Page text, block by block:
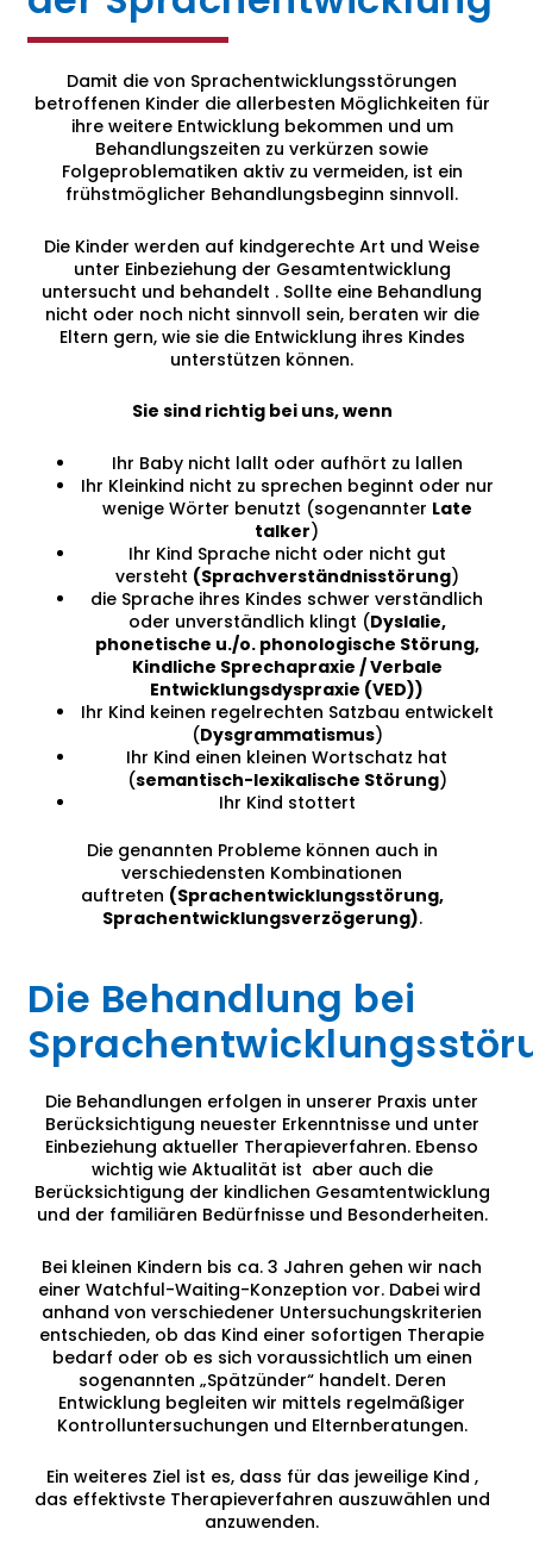
Damit die von Sprachentwicklungsstörungen
betroffenen Kinder die allerbesten Möglichkeiten für
ihre weitere Entwicklung bekommen und um
Behandlungszeiten zu verkürzen sowie
Folgeproblematiken aktiv zu vermeiden, ist ein
frühstmöglicher Behandlungsbeginn sinnvoll.
Die Kinder werden auf kindgerechte Art und Weise
unter Einbeziehung der Gesamtentwicklung
untersucht und behandelt . Sollte eine Behandlung
nicht oder noch nicht sinnvoll sein, beraten wir die
Eltern gern, wie sie die Entwicklung ihres Kindes
unterstützen können.
Sie sind richtig bei uns, wenn
Ihr Baby nicht lallt oder aufhört zu lallen
Ihr Kleinkind nicht zu sprechen beginnt oder nur
wenige Wörter benutzt (sogenannter Late
talker)
Ihr Kind Sprache nicht oder nicht gut
versteht (Sprachverständnisstörung)
die Sprache ihres Kindes schwer verständlich
oder unverständlich klingt (Dyslalie,
phonetische u./o. phonologische Störung,
Kindliche Sprechapraxie / Verbale
Entwicklungsdyspraxie (VED))
Ihr Kind keinen regelrechten Satzbau entwickelt
(Dysgrammatismus)
Ihr Kind einen kleinen Wortschatz hat
(semantisch-lexikalische Störung)
Ihr Kind stottert
Die genannten Probleme können auch in
verschiedensten Kombinationen
auftreten (Sprachentwicklungsstörung,
Sprachentwicklungsverzögerung).
Die Behandlung bei
Die Behandlungen erfolgen in unserer Praxis unter
Berücksichtigung neuester Erkenntnisse und unter
Einbeziehung aktueller Therapieverfahren. Ebenso
wichtig wie Aktualität ist aber auch die
Berücksichtigung der kindlichen Gesamtentwicklung
und der familiären Bedürfnisse und Besonderheiten.
Bei kleinen Kindern bis ca. 3 Jahren gehen wir nach
einer Watchful-Waiting-Konzeption vor. Dabei wird
anhand von verschiedener Untersuchungskriterien
entschieden, ob das Kind einer sofortigen Therapie
bedarf oder ob es sich voraussichtlich um einen
sogenannten „Spätzünder“ handelt. Deren
Entwicklung begleiten wir mittels regelmäßiger
Kontrolluntersuchungen und Elternberatungen.
Ein weiteres Ziel ist es, dass für das jeweilige Kind ,
das effektivste Therapieverfahren auszuwählen und
anzuwenden.